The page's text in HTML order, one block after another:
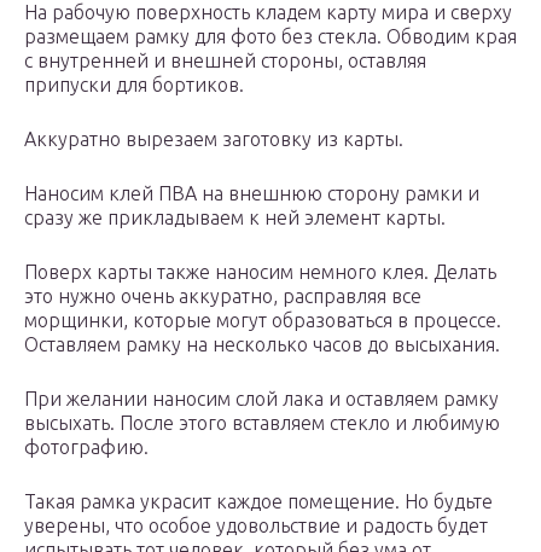
На рабочую поверхность кладем карту мира и сверху
размещаем рамку для фото без стекла. Обводим края
с внутренней и внешней стороны, оставляя
припуски для бортиков.
Аккуратно вырезаем заготовку из карты.
Наносим клей ПВА на внешнюю сторону рамки и
сразу же прикладываем к ней элемент карты.
Поверх карты также наносим немного клея. Делать
это нужно очень аккуратно, расправляя все
морщинки, которые могут образоваться в процессе.
Оставляем рамку на несколько часов до высыхания.
При желании наносим слой лака и оставляем рамку
высыхать. После этого вставляем стекло и любимую
фотографию.
Такая рамка украсит каждое помещение. Но будьте
уверены, что особое удовольствие и радость будет